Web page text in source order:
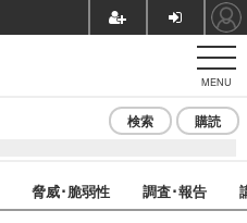
MENU
検索 購読
脅威･脆弱性 調査･報告